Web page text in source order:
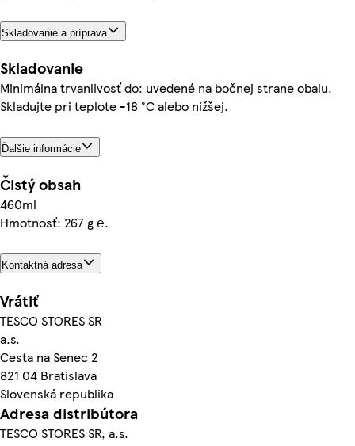
Skladovanie a príprava
Skladovanie
Minimálna trvanlivosť do: uvedené na bočnej strane obalu.
Skladujte pri teplote -18 °C alebo nižšej.
Ďalšie informácie
Čistý obsah
460ml
Hmotnosť: 267 g ℮.
Kontaktná adresa
Vrátiť
TESCO STORES SR
a.s.
Cesta na Senec 2
821 04 Bratislava
Slovenská republika
Adresa distribútora
TESCO STORES SR, a.s.